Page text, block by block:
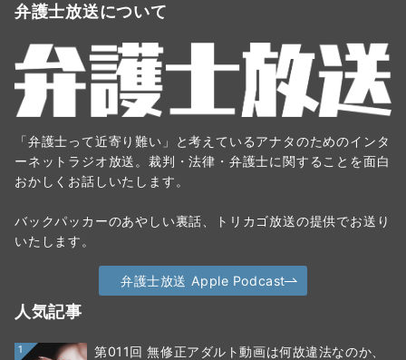
弁護士放送について
「弁護士って近寄り難い」と考えているアナタのためのインタ
ーネットラジオ放送。裁判・法律・弁護士に関することを面白
おかしくお話しいたします。
バックパッカーのあやしい裏話、トリカゴ放送の提供でお送り
いたします。
弁護士放送 Apple Podcast
人気記事
1
第011回 無修正アダルト動画は何故違法なのか、